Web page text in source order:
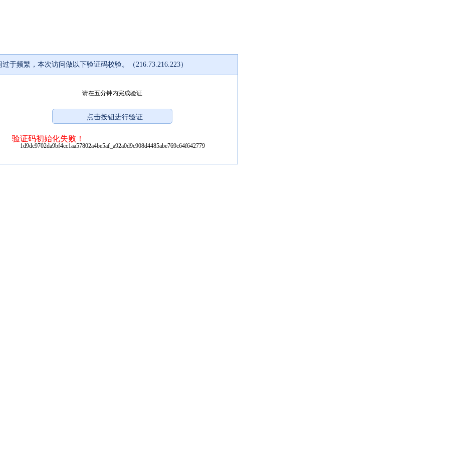
过于频繁，本次访问做以下验证码校验。（216.73.216.223）
请在五分钟内完成验证
验证码初始化失败！
1d9dc9702da9bf4cc1aa57802a4be5af_a92a0d9c908d4485abe769c64f642779